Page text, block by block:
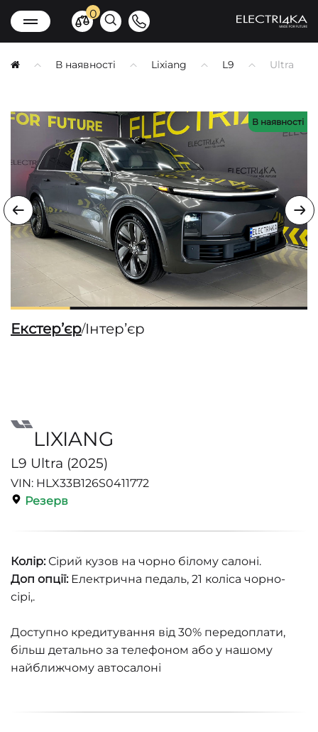
0
В наявності Lixiang L9 Ultra
В наявності
Екстерʼєр/Інтерʼєр
LIXIANG
L9 Ultra (2025)
VIN: HLX33B126S0411772
Резерв
Колір:Сірий кузов на чорно білому салоні.
Доп опції:Електрична педаль, 21 коліса чорно-
сірі,.
Доступно кредитування від 30% передоплати,
більш детально за телефоном або у нашому
найближчому автосалоні